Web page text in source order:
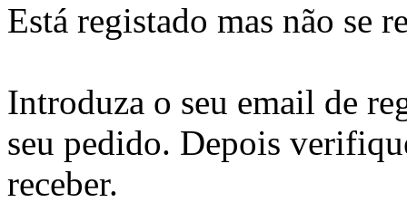
Está registado mas não se
Introduza o seu email de
seu pedido. Depois
receber.